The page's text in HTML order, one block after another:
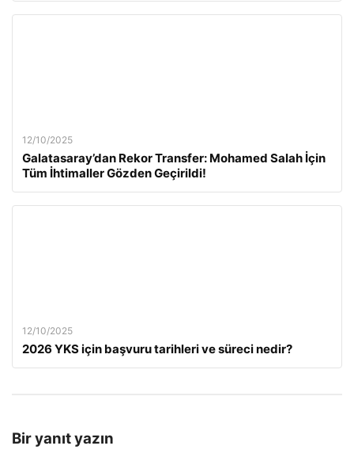
12/10/2025
Galatasaray’dan Rekor Transfer: Mohamed Salah İçin
Tüm İhtimaller Gözden Geçirildi!
12/10/2025
2026 YKS için başvuru tarihleri ve süreci nedir?
Bir yanıt yazın